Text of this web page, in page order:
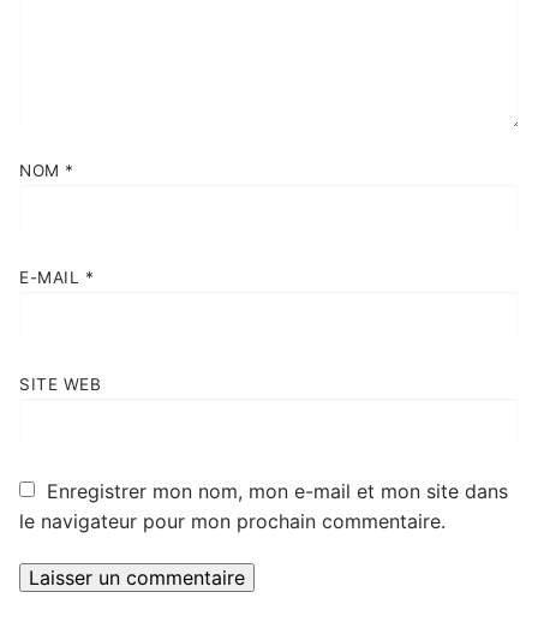
NOM *
E-MAIL *
SITE WEB
Enregistrer mon nom, mon e-mail et mon site dans
le navigateur pour mon prochain commentaire.